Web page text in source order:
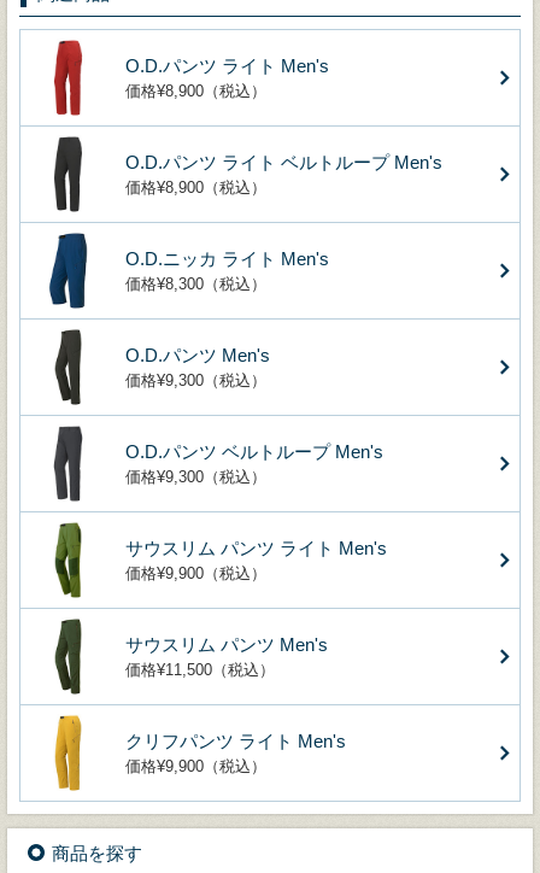
O.D.パンツ ライト Men's
価格¥8,900（税込）
O.D.パンツ ライト ベルトループ Men's
価格¥8,900（税込）
O.D.ニッカ ライト Men's
価格¥8,300（税込）
O.D.パンツ Men's
価格¥9,300（税込）
O.D.パンツ ベルトループ Men's
価格¥9,300（税込）
サウスリム パンツ ライト Men's
価格¥9,900（税込）
サウスリム パンツ Men's
価格¥11,500（税込）
クリフパンツ ライト Men's
価格¥9,900（税込）
商品を探す